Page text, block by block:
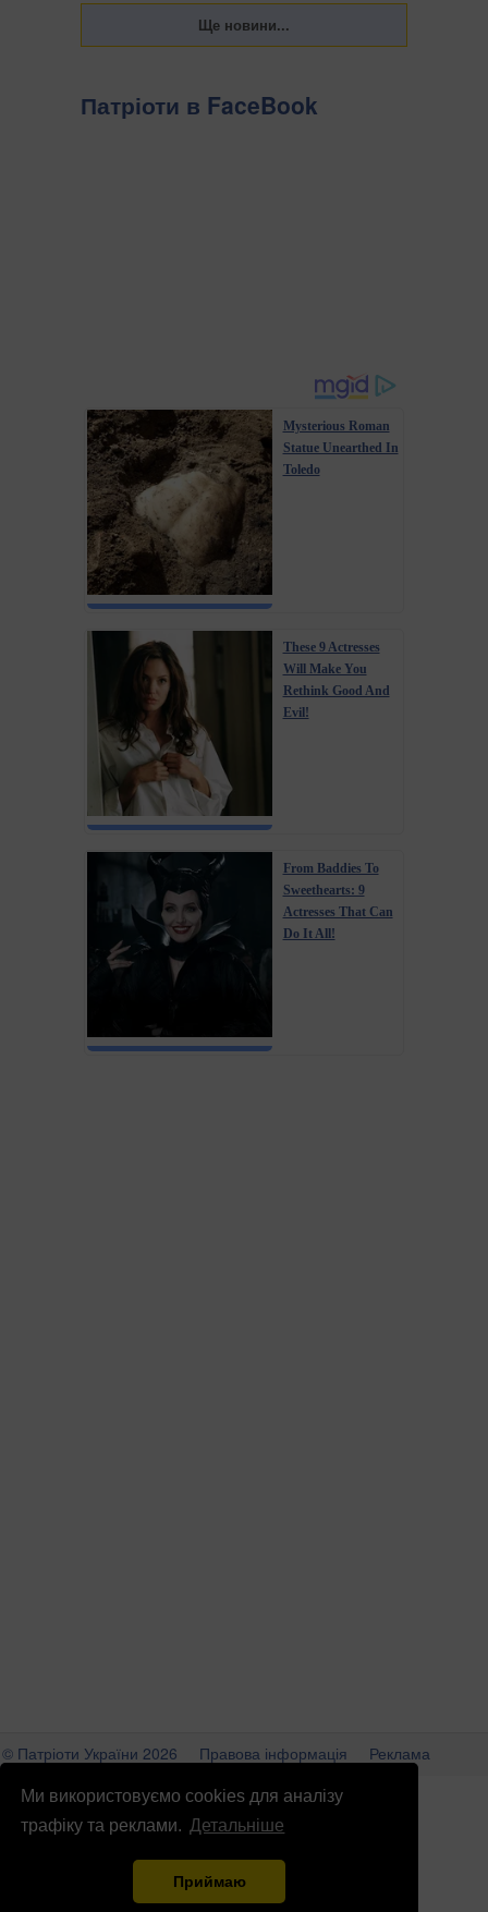
Ми використовуємо cookies для аналізу
трафіку та реклами. Детальніше
Приймаю
Патріоти в FaceBook
Mysterious Roman
Statue Unearthed In
Toledo
These 9 Actresses
Will Make You
Rethink Good And
Evil!
From Baddies To
Sweethearts: 9
Actresses That Can
Do It All!
© Патріоти України 2026 Правова інформація
Реклама
info@patrioty.org.ua